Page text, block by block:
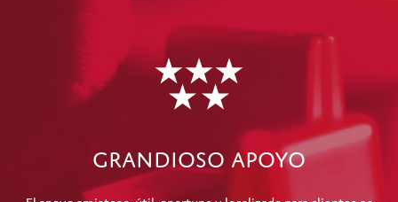
Grandioso Apoyo